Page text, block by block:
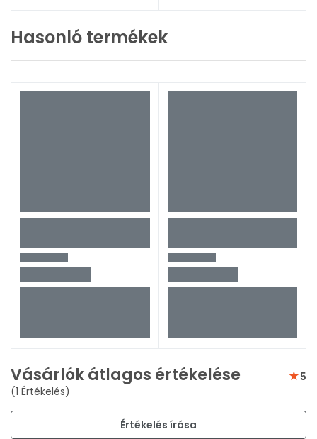
Hasonló termékek
Vásárlók átlagos értékelése
(1 Értékelés)
5
Értékelés írása